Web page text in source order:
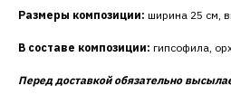
Размеры композиции: ширина 25 см,
В составе композиции: гипсофила,
Перед доставкой обязательно